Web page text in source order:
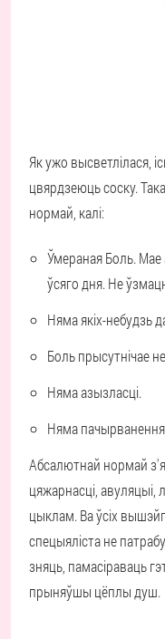
Як ужо высветлілася,
цвярдзеюць соску.
нормай, калі:
Ўмераная Боль. Мае
ўсяго дня. Не
Няма якіх-небудзь
Боль прысутнічае
Няма азызласці.
Няма
Абсалютнай нормай
цяжарнасці, авуляцыі,
цыклам. Ва ўсіх
спецыяліста не
зняць, памасіраваць
прыняўшы цёплы душ.